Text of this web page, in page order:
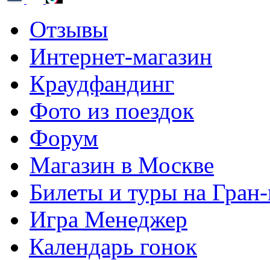
Отзывы
Интернет-магазин
Краудфандинг
Фото из поездок
Форум
Магазин в Москве
Билеты и туры на
Игра Менеджер
Календарь гонок